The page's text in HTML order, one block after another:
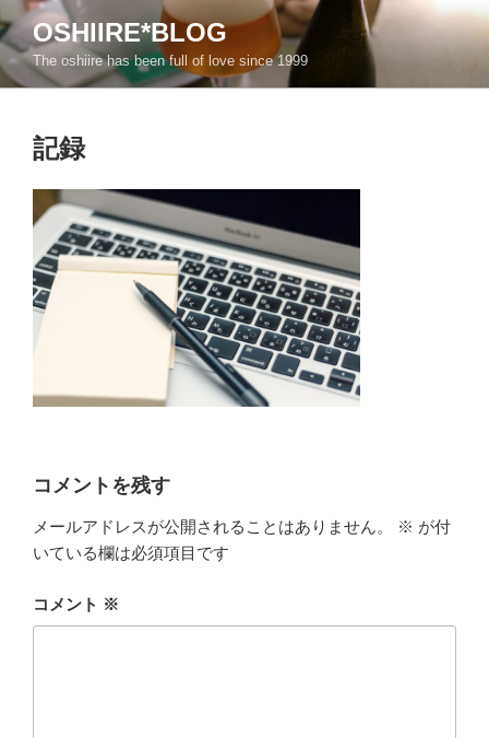
ン
テ
ン
OSHIIRE*BLOG
The oshiire has been full of love since 1999
記録
コメントを残す
メールアドレスが公開されることはありません。 ※ が付
いている欄は必須項目です
コメント ※